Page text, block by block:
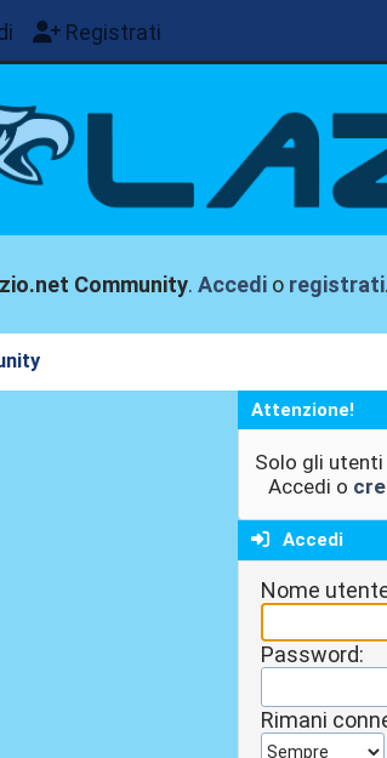
Registrati
Community.Accedi o registrati.
Attenzione!
Solo gli
Accedi o
Accedi
Nome
Password:
Rimani